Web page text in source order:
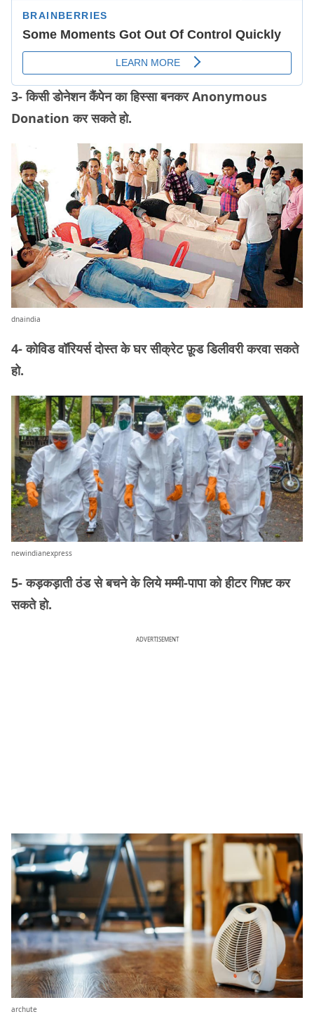
3- किसी डोनेशन कैंपेन का हिस्सा बनकर Anonymous
Donation कर सकते हो.
dnaindia
4- कोविड वॉरियर्स दोस्त के घर सीक्रेट फ़ूड डिलीवरी करवा सकते
हो.
newindianexpress
5- कड़कड़ाती ठंड से बचने के लिये मम्मी-पापा को हीटर गिफ़्ट कर
सकते हो.
ADVERTISEMENT
archute